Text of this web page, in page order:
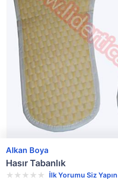
Alkan Boya
Hasır Tabanlık
İlk Yorumu Siz Yapın